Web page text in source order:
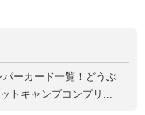
パーカード一覧！どうぶ
トキャンプコンプリ...